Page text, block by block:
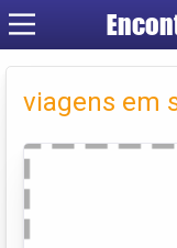
viagens em